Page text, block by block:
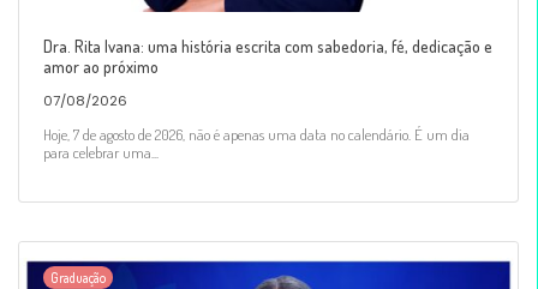
Dra. Rita Ivana: uma história escrita com sabedoria, fé, dedicação e
amor ao próximo
07/08/2026
Hoje, 7 de agosto de 2026, não é apenas uma data no calendário. É um dia
para celebrar uma...
Graduação